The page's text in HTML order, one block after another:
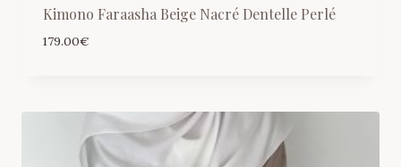
Kimono Faraasha Beige Nacré Dentelle Perlé
179.00€